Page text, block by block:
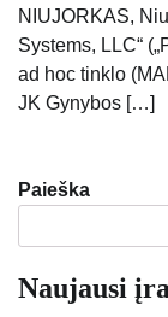
NIUJORKAS,
Systems, LLC“
ad hoc tinklo
JK Gynybos […]
Paieška
Naujausi